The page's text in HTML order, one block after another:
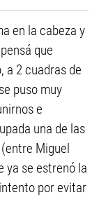
en la cabeza y
que
a 2 cuadras de
puso muy
e
una de las
Miguel
ya se estrenó la
por evitar